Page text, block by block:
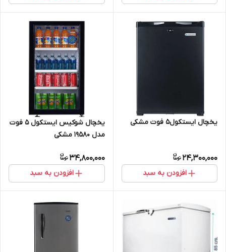
یخچال ایستکول5 فوت مشکی
24,300,000
افزودن به سبد
یخچال شوکیس ایستکول 5 فوت
مدل 19580 مشکی
34,800,000
افزودن به سبد